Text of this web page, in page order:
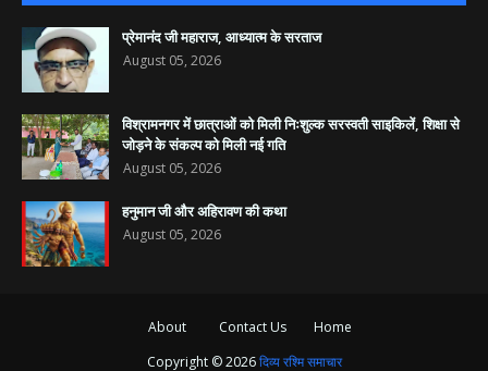
प्रेमानंद जी महाराज, आध्यात्म के सरताज
August 05, 2026
विश्रामनगर में छात्राओं को मिली निःशुल्क सरस्वती साइकिलें, शिक्षा से
जोड़ने के संकल्प को मिली नई गति
August 05, 2026
हनुमान जी और अहिरावण की कथा
August 05, 2026
About Contact Us
Home
Copyright ©2026दिव्य रश्मि समाचार